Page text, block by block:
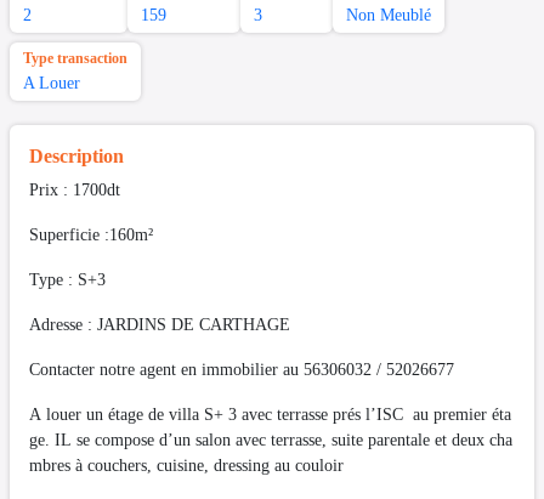
2 159 3 Non Meublé
Type transaction
A Louer
Description
Prix : 1700dt
Superficie :160m²
Type : S+3
Adresse : JARDINS DE CARTHAGE
Contacter notre agent en immobilier au 56306032 / 52026677
A louer un étage de villa S+ 3 avec terrasse prés l’ISC au premier éta
ge. IL se compose d’un salon avec terrasse, suite parentale et deux cha
mbres à couchers, cuisine, dressing au couloir